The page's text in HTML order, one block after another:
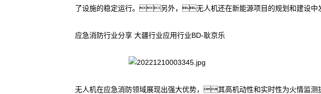
了设施的稳定运行。另外，无人机还在新能源项目的规划和建
应急消防行业分享 大疆行业应用行业BD-耿京乐
无人机在应急消防领域展现出强大优势，其高机动性和实时性为火情